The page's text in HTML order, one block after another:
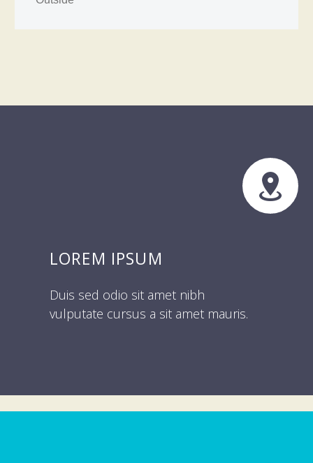


LOREM IPSUM
Duis sed odio sit amet nibh
vulputate cursus a sit amet mauris.